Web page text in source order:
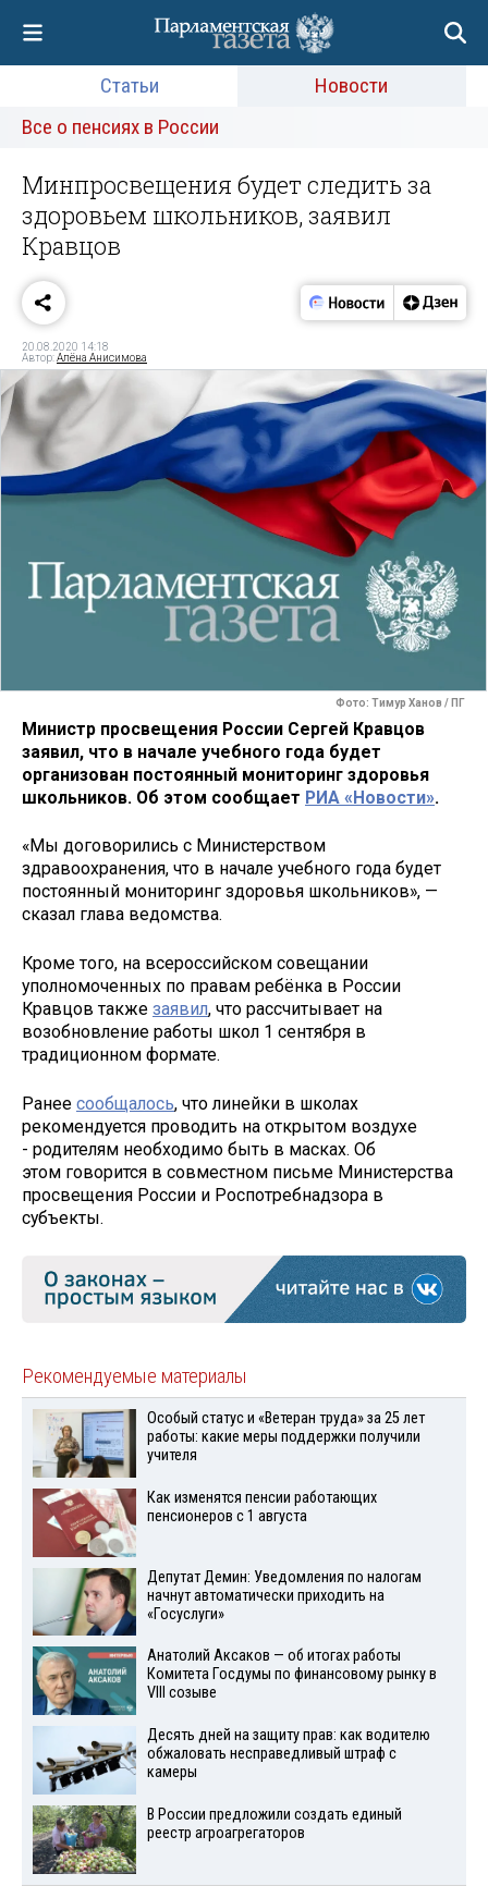
Статьи
Новости
Все о пенсиях в России
Минпросвещения будет следить за
здоровьем школьников, заявил
Кравцов
20.08.2020 14:18
Автор:Алёна Анисимова
Фото: Тимур Ханов / ПГ
Министр просвещения России Сергей Кравцов
заявил, что в начале учебного года будет
организован постоянный мониторинг здоровья
школьников. Об этом сообщает РИА «Новости».
«Мы договорились с Министерством
здравоохранения, что в начале учебного года будет
постоянный мониторинг здоровья школьников», —
сказал глава ведомства.
Кроме того, на всероссийском совещании
уполномоченных по правам ребёнка в России
Кравцов также заявил, что рассчитывает на
возобновление работы школ 1 сентября в
традиционном формате.
Ранее сообщалось, что линейки в школах
рекомендуется проводить на открытом воздухе
- родителям необходимо быть в масках. Об
этом говорится в совместном письме Министерства
просвещения России и Роспотребнадзора в
субъекты.
Рекомендуемые материалы
Особый статус и «Ветеран труда» за 25 лет
работы: какие меры поддержки получили
учителя
Как изменятся пенсии работающих
пенсионеров с 1 августа
Депутат Демин: Уведомления по налогам
начнут автоматически приходить на
«Госуслуги»
Анатолий Аксаков — об итогах работы
Комитета Госдумы по финансовому рынку в
VIII созыве
Десять дней на защиту прав: как водителю
обжаловать несправедливый штраф с
камеры
В России предложили создать единый
реестр агроагрегаторов